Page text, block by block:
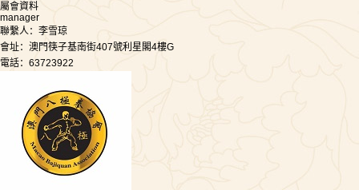
屬會資料
manager
聯繫人：李雪琼
會址：澳門筷子基南街407號利星閣4樓G
電話：63723922